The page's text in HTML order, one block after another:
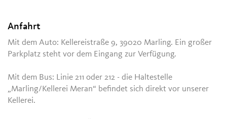
Anfahrt
Mit dem Auto: Kellereistraße 9, 39020 Marling. Ein großer
Parkplatz steht vor dem Eingang zur Verfügung.
Mit dem Bus: Linie 211 oder 212 - die Haltestelle
„Marling/Kellerei Meran“ befindet sich direkt vor unserer
Kellerei.